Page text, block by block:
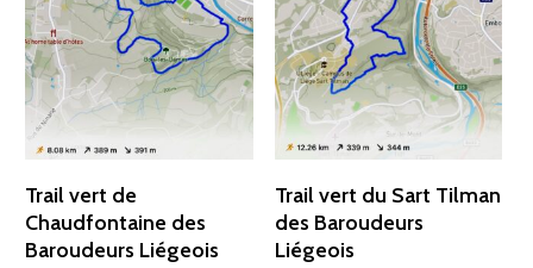
Ajouter Au Panier
Trail vert de
Chaudfontaine des
Baroudeurs Liégeois
Ajouter Au Panier
Trail vert du Sart Tilman
des Baroudeurs
Liégeois